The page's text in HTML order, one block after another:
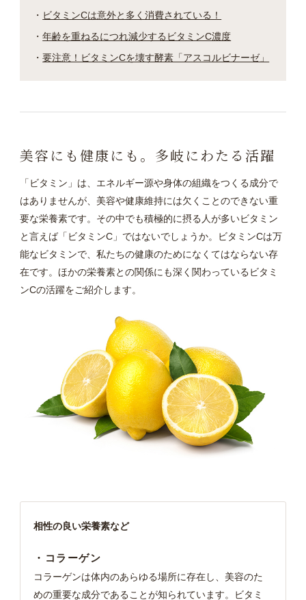
ビタミンCは意外と多く消費されている！
年齢を重ねるにつれ減少するビタミンC濃度
要注意！ビタミンCを壊す酵素「アスコルビナーゼ」
美容にも健康にも。多岐にわたる活躍
「ビタミン」は、エネルギー源や身体の組織をつくる成分で
はありませんが、美容や健康維持には欠くことのできない重
要な栄養素です。その中でも積極的に摂る人が多いビタミン
と言えば「ビタミンC」ではないでしょうか。ビタミンCは万
能なビタミンで、私たちの健康のためになくてはならない存
在です。ほかの栄養素との関係にも深く関わっているビタミ
ンCの活躍をご紹介します。
相性の良い栄養素など
・コラーゲン
コラーゲンは体内のあらゆる場所に存在し、美容のた
めの重要な成分であることが知られています。ビタミ